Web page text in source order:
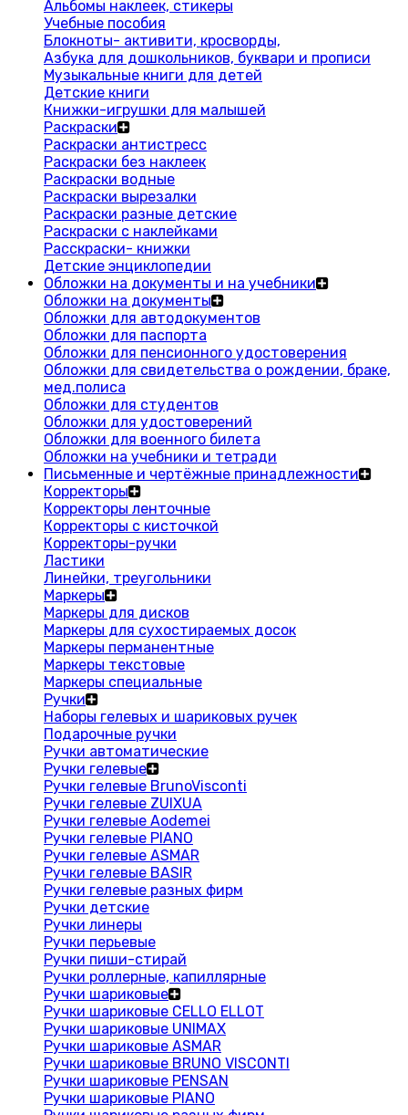
Альбомы наклеек, стикеры
Учебные пособия
Блокноты- активити, кросворды,
Азбука для дошкольников, буквари и прописи
Музыкальные книги для детей
Детские книги
Книжки-игрушки для малышей
Раскраски
Раскраски антистресс
Раскраски без наклеек
Раскраски водные
Раскраски вырезалки
Раскраски разные детские
Раскраски с наклейками
Расскраски- книжки
Детские энциклопедии
Обложки на документы и на учебники
Обложки на документы
Обложки для автодокументов
Обложки для паспорта
Обложки для пенсионного удостоверения
Обложки для свидетельства о рождении, браке,
мед.полиса
Обложки для студентов
Обложки для удостоверений
Обложки для военного билета
Обложки на учебники и тетради
Письменные и чертёжные принадлежности
Корректоры
Корректоры ленточные
Корректоры с кисточкой
Корректоры-ручки
Ластики
Линейки, треугольники
Маркеры
Маркеры для дисков
Маркеры для сухостираемых досок
Маркеры перманентные
Маркеры текстовые
Маркеры специальные
Ручки
Наборы гелевых и шариковых ручек
Подарочные ручки
Ручки автоматические
Ручки гелевые
Ручки гелевые BrunoVisconti
Ручки гелевые ZUIXUA
Ручки гелевые Aodemei
Ручки гелевые PIANO
Ручки гелевые ASMAR
Ручки гелевые BASIR
Ручки гелевые разных фирм
Ручки детские
Ручки линеры
Ручки перьевые
Ручки пиши-стирай
Ручки роллерные, капиллярные
Ручки шариковые
Ручки шариковые CELLO ELLOT
Ручки шариковые UNIMAX
Ручки шариковые ASMAR
Ручки шариковые BRUNO VISCONTI
Ручки шариковые PENSAN
Ручки шариковые PIANO